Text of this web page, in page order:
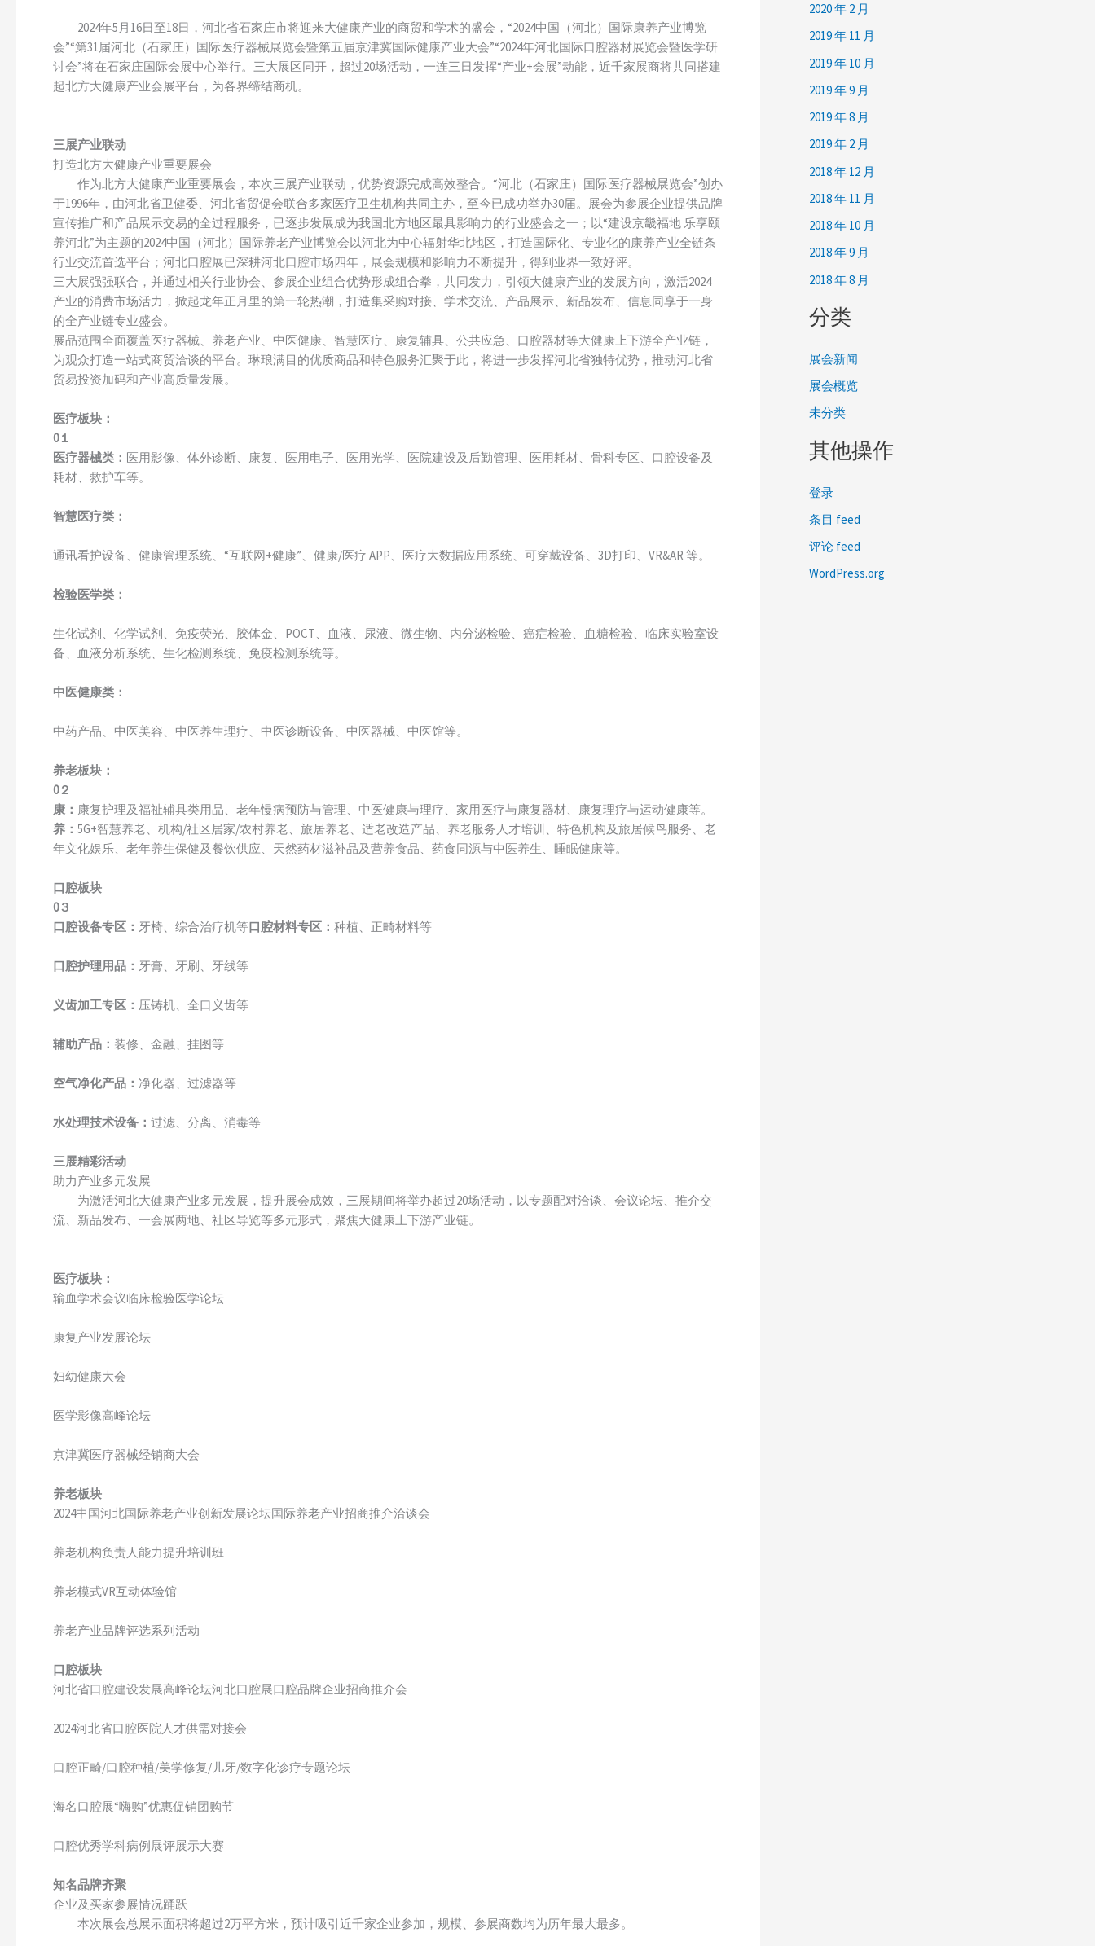
2024年5月16日至18日，河北省石家庄市将迎来大健康产业的商贸和学术的盛会，“2024中国（河北）国际康养产业博览
会”“第31届河北（石家庄）国际医疗器械展览会暨第五届京津冀国际健康产业大会”“2024年河北国际口腔器材展览会暨医学研
讨会”将在石家庄国际会展中心举行。三大展区同开，超过20场活动，一连三日发挥“产业+会展”动能，近千家展商将共同搭建
起北方大健康产业会展平台，为各界缔结商机。
三展产业联动
打造北方大健康产业重要展会
作为北方大健康产业重要展会，本次三展产业联动，优势资源完成高效整合。“河北（石家庄）国际医疗器械展览会”创办
于1996年，由河北省卫健委、河北省贸促会联合多家医疗卫生机构共同主办，至今已成功举办30届。展会为参展企业提供品牌
宣传推广和产品展示交易的全过程服务，已逐步发展成为我国北方地区最具影响力的行业盛会之一；以“建设京畿福地 乐享颐
养河北”为主题的2024中国（河北）国际养老产业博览会以河北为中心辐射华北地区，打造国际化、专业化的康养产业全链条
行业交流首选平台；河北口腔展已深耕河北口腔市场四年，展会规模和影响力不断提升，得到业界一致好评。
三大展强强联合，并通过相关行业协会、参展企业组合优势形成组合拳，共同发力，引领大健康产业的发展方向，激活2024
产业的消费市场活力，掀起龙年正月里的第一轮热潮，打造集采购对接、学术交流、产品展示、新品发布、信息同享于一身
的全产业链专业盛会。
展品范围全面覆盖医疗器械、养老产业、中医健康、智慧医疗、康复辅具、公共应急、口腔器材等大健康上下游全产业链，
为观众打造一站式商贸洽谈的平台。琳琅满目的优质商品和特色服务汇聚于此，将进一步发挥河北省独特优势，推动河北省
贸易投资加码和产业高质量发展。
医疗板块：
0１
医疗器械类： 医用影像、体外诊断、康复、医用电子、医用光学、医院建设及后勤管理、医用耗材、骨科专区、口腔设备及
耗材、救护车等。
智慧医疗类：
通讯看护设备、健康管理系统、“互联网+健康”、健康/医疗 APP、医疗大数据应用系统、可穿戴设备、3D打印、VR&AR 等。
检验医学类：
生化试剂、化学试剂、免疫荧光、胶体金、POCT、血液、尿液、微生物、内分泌检验、癌症检验、血糖检验、临床实验室设
备、血液分析系统、生化检测系统、免疫检测系统等。
中医健康类：
中药产品、中医美容、中医养生理疗、中医诊断设备、中医器械、中医馆等。
养老板块：
0２
康： 康复护理及福祉辅具类用品、老年慢病预防与管理、中医健康与理疗、家用医疗与康复器材、康复理疗与运动健康等。
养： 5G+智慧养老、机构/社区居家/农村养老、旅居养老、适老改造产品、养老服务人才培训、特色机构及旅居候鸟服务、老
年文化娱乐、老年养生保健及餐饮供应、天然药材滋补品及营养食品、药食同源与中医养生、睡眠健康等。
口腔板块
0３
口腔设备专区： 牙椅、综合治疗机等口腔材料专区： 种植、正畸材料等
口腔护理用品： 牙膏、牙刷、牙线等
义齿加工专区： 压铸机、全口义齿等
辅助产品： 装修、金融、挂图等
空气净化产品： 净化器、过滤器等
水处理技术设备： 过滤、分离、消毒等
三展精彩活动
助力产业多元发展
为激活河北大健康产业多元发展，提升展会成效，三展期间将举办超过20场活动，以专题配对洽谈、会议论坛、推介交
流、新品发布、一会展两地、社区导览等多元形式，聚焦大健康上下游产业链。
医疗板块：
输血学术会议临床检验医学论坛
康复产业发展论坛
妇幼健康大会
医学影像高峰论坛
京津冀医疗器械经销商大会
养老板块
2024中国河北国际养老产业创新发展论坛国际养老产业招商推介洽谈会
养老机构负责人能力提升培训班
养老模式VR互动体验馆
养老产业品牌评选系列活动
口腔板块
河北省口腔建设发展高峰论坛河北口腔展口腔品牌企业招商推介会
2024河北省口腔医院人才供需对接会
口腔正畸/口腔种植/美学修复/儿牙/数字化诊疗专题论坛
海名口腔展“嗨购”优惠促销团购节
口腔优秀学科病例展评展示大赛
知名品牌齐聚
企业及买家参展情况踊跃
本次展会总展示面积将超过2万平方米，预计吸引近千家企业参加，规模、参展商数均为历年最大最多。
2020 年 2 月
2019 年 11 月
2019 年 10 月
2019 年 9 月
2019 年 8 月
2019 年 2 月
2018 年 12 月
2018 年 11 月
2018 年 10 月
2018 年 9 月
2018 年 8 月
分类
展会新闻
展会概览
未分类
其他操作
登录
条目 feed
评论 feed
WordPress.org